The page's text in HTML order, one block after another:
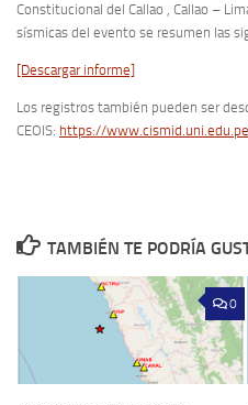
Constitucional del Callao , Callao –
sísmicas del evento se resumen las
[Descargar informe]
Los registros también pueden ser
CEOIS: https://
TAMBIÉN TE PODRÍA
0